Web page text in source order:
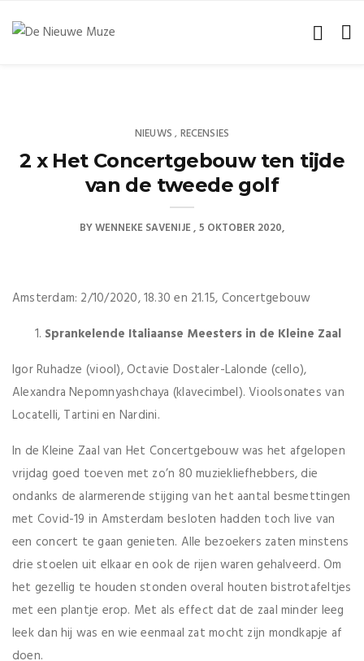
NIEUWS , RECENSIES
2 x Het Concertgebouw ten tijde
van de tweede golf
BYWENNEKE SAVENIJE 5 OKTOBER 2020
Amsterdam: 2/10/2020, 18.30 en 21.15, Concertgebouw
Sprankelende Italiaanse Meesters in de Kleine Zaal
Igor Ruhadze (viool), Octavie Dostaler-Lalonde (cello),
Alexandra Nepomnyashchaya (klavecimbel). Vioolsonates van
Locatelli, Tartini en Nardini.
In de Kleine Zaal van Het Concertgebouw was het afgelopen
vrijdag goed toeven met zo’n 80 muziekliefhebbers, die
ondanks de alarmerende stijging van het aantal besmettingen
met Covid-19 in Amsterdam besloten hadden toch live van
een concert te gaan genieten. Alle bezoekers zaten minstens
drie stoelen uit elkaar en ook de rijen waren gehalveerd. Om
het gezellig te houden stonden overal houten bistrotafeltjes
met een plantje erop. Met als effect dat de zaal minder leeg
leek dan hij was en wie eenmaal zat mocht zijn mondkapje af
doen.